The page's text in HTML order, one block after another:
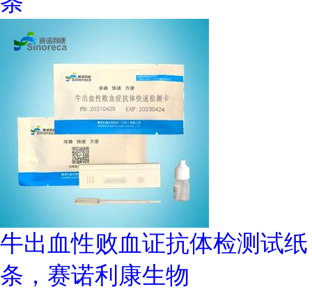
牛出血性败血证抗体检测试纸
条，赛诺利康生物